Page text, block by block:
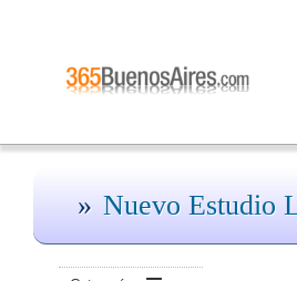
Nuevo Estudio